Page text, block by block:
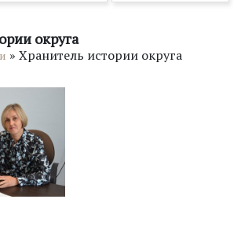
округа
» Хранитель истории округа